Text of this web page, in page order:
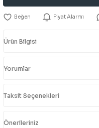
Fiyat Alarmı
Ürün Bilgisi
Yorumlar
Taksit Seçenekleri
Önerileriniz